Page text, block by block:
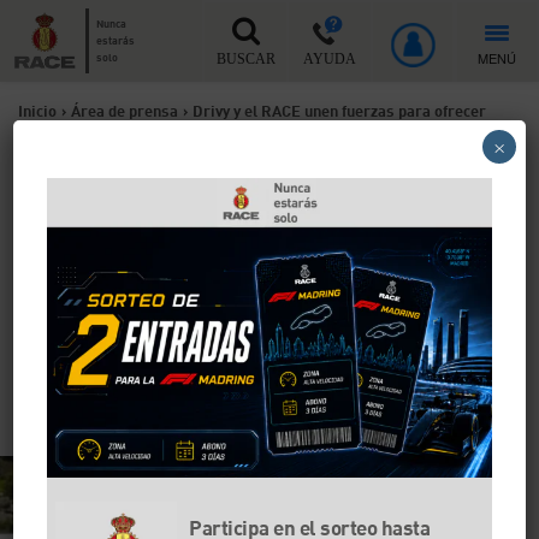
Nunca
estarás
solo
BUSCAR AYUDA MENÚ
Inicio > Área de prensa > Drivy y el RACE unen fuerzas para ofrecer
Drivy y el RACE unen
fuerzas para ofrecer
asistencia en carretera a
todos sus usuarios
La plataforma opera en la actualidad en Francia,
Alemania, Reino Unido, Bélgica, Austria y España
Participa en el sorteo hasta
×